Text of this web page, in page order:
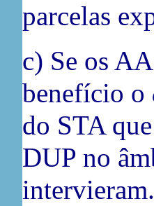
parcelas
c) Se os
benefício o
do STA
DUP no
intervieram.